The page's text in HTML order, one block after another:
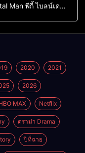
Man พีกี้ ไบลน์เด
2020 2021
2026
MAX Netflix
ดราม่า Drama
ปีที่ฉาย